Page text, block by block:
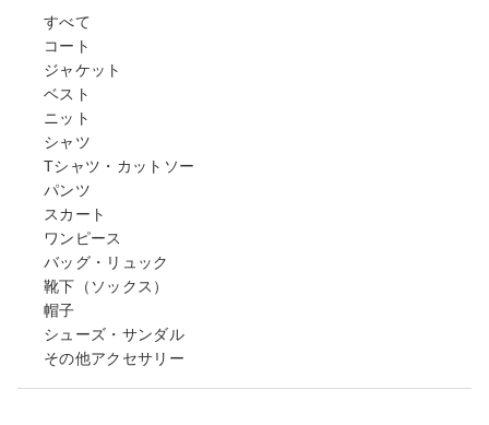
すべて
コート
ジャケット
ベスト
ニット
シャツ
Tシャツ・カットソー
パンツ
スカート
ワンピース
バッグ・リュック
靴下（ソックス）
帽子
シューズ・サンダル
その他アクセサリー